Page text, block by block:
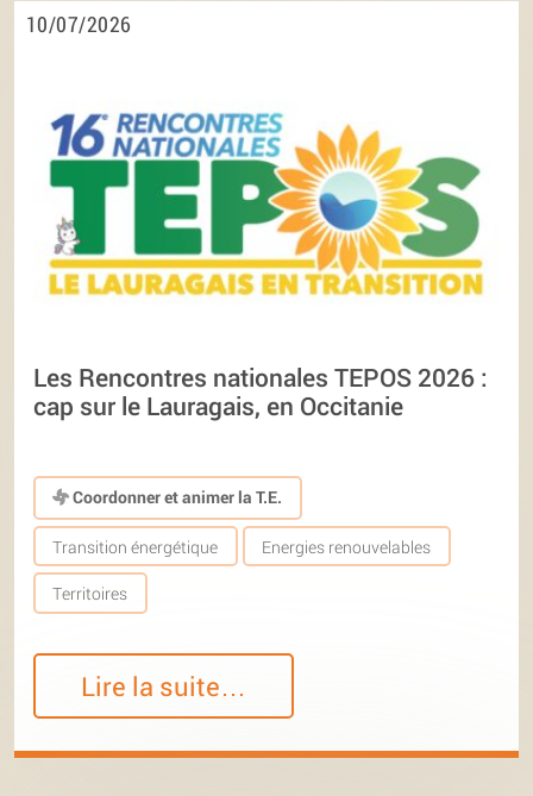
10/07/2026
Les Rencontres nationales TEPOS 2026 :
cap sur le Lauragais, en Occitanie
Coordonner et animer la T.E.
Transition énergétique Energies renouvelables
Territoires
Lire la suite…